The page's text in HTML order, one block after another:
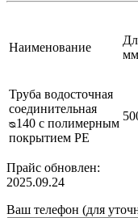
Наименование
мм
Труба водосточная
соединительная
ᴓ140 с полимерным
покрытием PE
Прайс обновлен:
2025.09.24
Ваш телефон (для